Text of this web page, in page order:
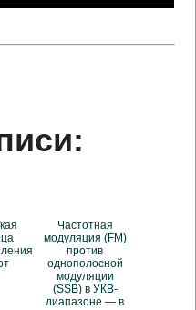
Частотная
модуляция (FM)
против
однополосной
модуляции
(SSB) в УКВ-
диапазоне — в